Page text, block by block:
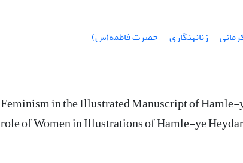
زنانه‏نگاری حضرت فاطمه(س)
Feminism in the Illustrated Manuscript of
role of Women in Illustrations of Hamle-ye